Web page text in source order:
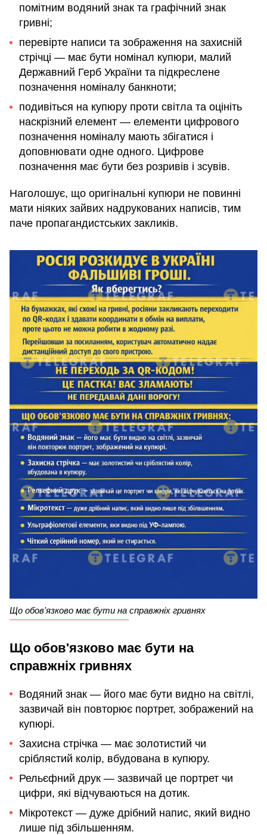
помітним водяний знак та графічний знак
гривні;
перевірте написи та зображення на захисній
стрічці — має бути номінал купюри, малий
Державний Герб України та підкреслене
позначення номіналу банкноти;
подивіться на купюру проти світла та оцініть
наскрізний елемент — елементи цифрового
позначення номіналу мають збігатися і
доповнювати одне одного. Цифрове
позначення має бути без розривів і зсувів.
Наголошує, що оригінальні купюри не повинні
мати ніяких зайвих надрукованих написів, тим
паче пропагандистських закликів.
Що обов'язково має бути на справжніх гривнях
Що обов'язково має бути на
справжніх гривнях
Водяний знак — його має бути видно на світлі,
зазвичай він повторює портрет, зображений на
купюрі.
Захисна стрічка — має золотистий чи
сріблястий колір, вбудована в купюру.
Рельєфний друк — зазвичай це портрет чи
цифри, які відчуваються на дотик.
Мікротекст — дуже дрібний напис, який видно
лише під збільшенням.